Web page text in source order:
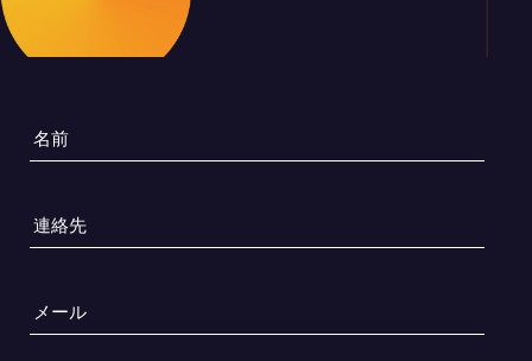
名
前
連
絡
メ
ー